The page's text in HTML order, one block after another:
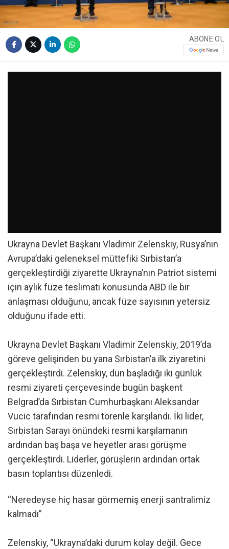
ABONE OL
Ukrayna Devlet Başkanı Vladimir Zelenskiy, Rusya’nın
Avrupa’daki geleneksel müttefiki Sırbistan’a
gerçekleştirdiği ziyarette Ukrayna’nın Patriot sistemi
için aylık füze teslimatı konusunda ABD ile bir
anlaşması olduğunu, ancak füze sayısının yetersiz
olduğunu ifade etti.
Ukrayna Devlet Başkanı Vladimir Zelenskiy, 2019’da
göreve gelişinden bu yana Sırbistan’a ilk ziyaretini
gerçekleştirdi. Zelenskiy, dün başladığı iki günlük
resmi ziyareti çerçevesinde bugün başkent
Belgrad’da Sırbistan Cumhurbaşkanı Aleksandar
Vucic tarafından resmi törenle karşılandı. İki lider,
Sırbistan Sarayı önündeki resmi karşılamanın
ardından baş başa ve heyetler arası görüşme
gerçekleştirdi. Liderler, görüşlerin ardından ortak
basın toplantısı düzenledi.
“Neredeyse hiç hasar görmemiş enerji santralimiz
kalmadı”
Zelenskiy, “Ukrayna’daki durum kolay değil. Gece